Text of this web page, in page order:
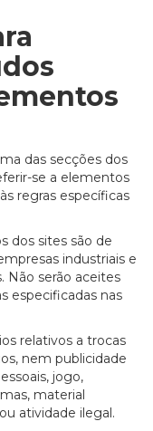
das secções dos
se a elementos
regras específicas
dos sites são de
industriais e
Não serão aceites
especificadas nas
relativos a trocas
nem publicidade
jogo,
material
atividade ilegal.